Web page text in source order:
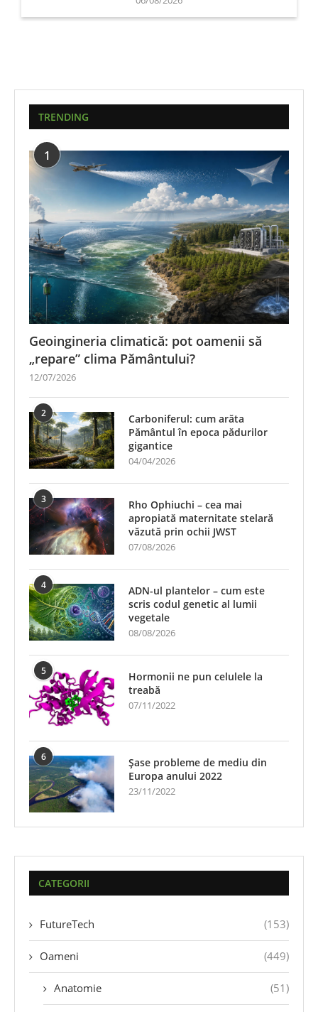
TRENDING
1
Geoingineria climatică: pot oamenii să
„repare” clima Pământului?
12/07/2026
2
Carboniferul: cum arăta
Pământul în epoca pădurilor
gigantice
04/04/2026
3
Rho Ophiuchi – cea mai
apropiată maternitate stelară
văzută prin ochii JWST
07/08/2026
4
ADN-ul plantelor – cum este
scris codul genetic al lumii
vegetale
08/08/2026
5
Hormonii ne pun celulele la
treabă
07/11/2022
6
Șase probleme de mediu din
Europa anului 2022
23/11/2022
CATEGORII
FutureTech (153)
Oameni (449)
Anatomie (51)